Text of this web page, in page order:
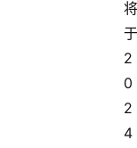
将
于
2
0
2
4